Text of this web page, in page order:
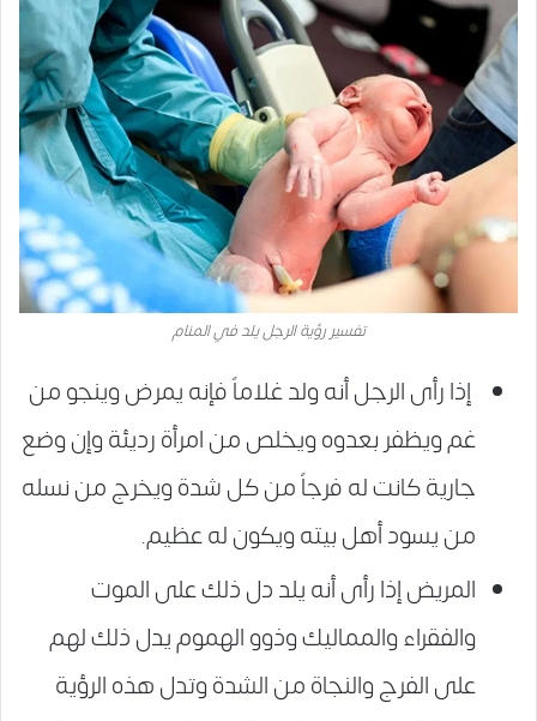
تفسير رؤية الرجل يلد في المنام
إذا رأى الرجل أنه ولد غلاماً فإنه يمرض وينجو من
غم ويظفر بعدوه ويخلص من امرأة رديئة وإن وضع
جارية كانت له فرجاً من كل شدة ويخرج من نسله
من يسود أهل بيته ويكون له عظيم.
المريض إذا رأى أنه يلد دل ذلك على الموت
والفقراء والمماليك وذوو الهموم يدل ذلك لهم
على الفرج والنجاة من الشدة وتدل هذه الرؤية